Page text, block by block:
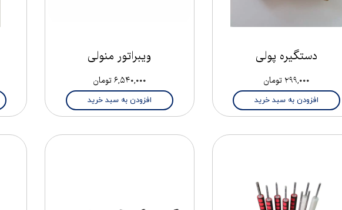
دستگیره پولی
۲۹۹,۰۰۰ تومان
افزودن به سبد خرید
ویبراتور منولی
۶,۵۴۰,۰۰۰ تومان
افزودن به سبد خرید